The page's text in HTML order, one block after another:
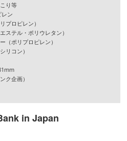
り等
レン
プロピレン）
ステル・ポリウレタン）
（ポリプロピレン）
リコン）
ク企画）
in Japan